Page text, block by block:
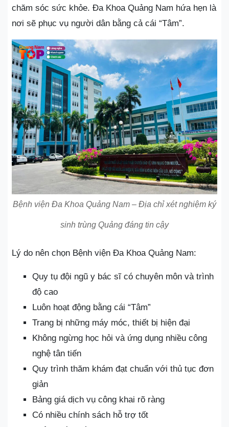
chăm sóc sức khỏe. Đa Khoa Quảng Nam hứa hẹn là
nơi sẽ phục vụ người dân bằng cả cái “Tâm”.
Bệnh viện Đa Khoa Quảng Nam – Địa chỉ xét nghiệm ký
sinh trùng Quảng đáng tin cậy
Lý do nên chọn Bệnh viện Đa Khoa Quảng Nam:
Quy tụ đội ngũ y bác sĩ có chuyên môn và trình
độ cao
Luôn hoạt động bằng cái “Tâm”
Trang bị những máy móc, thiết bị hiện đại
Không ngừng học hỏi và ứng dụng nhiều công
nghệ tân tiến
Quy trình thăm khám đạt chuẩn với thủ tục đơn
giản
Bảng giá dịch vụ công khai rõ ràng
Có nhiều chính sách hỗ trợ tốt